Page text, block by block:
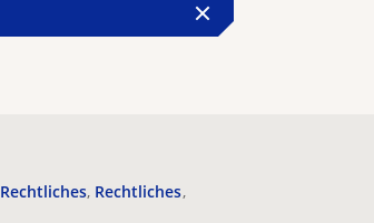
Rechtliches Rechtliches